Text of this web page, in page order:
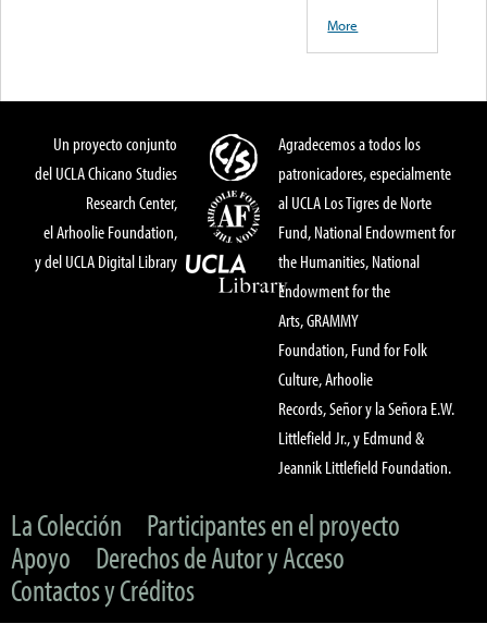
More
Un proyecto conjunto
del UCLA Chicano Studies
Research Center,
el Arhoolie Foundation,
y del UCLA Digital Library
Agradecemos a todos los
patronicadores, especialmente
al UCLA Los Tigres de Norte
Fund, National Endowment for
the Humanities, National
Endowment for the
Arts, GRAMMY
Foundation, Fund for Folk
Culture, Arhoolie
Records, Señor y la Señora E.W.
Littlefield Jr., y Edmund &
Jeannik Littlefield Foundation.
La Colección
Participantes en el proyecto
Apoyo
Derechos de Autor y Acceso
Contactos y Créditos